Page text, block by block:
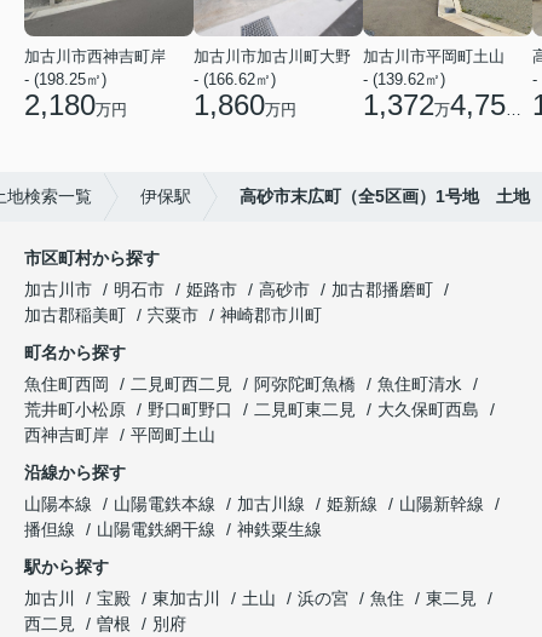
加古川市西神吉町岸
- (198.25㎡)
2,180万円
加古川市加古川町大野
- (166.62㎡)
1,860万円
加古川市平岡町土山
- (139.62㎡)
1,372万4,750 円
-
地検索一覧 伊保駅 高砂市末広町（全5区画）1号地 土地
市区町村から探す
加古川市
明石市 姫路市 高砂市
加古郡播磨町
加古郡稲美町
宍粟市
神崎郡市川町
町名から探す
魚住町西岡
二見町西二見 阿弥陀町魚橋
魚住町清水
荒井町小松原
野口町野口 二見町東二見
大久保町西島
西神吉町岸
平岡町土山
沿線から探す
山陽本線
山陽電鉄本線 加古川線 姫新線
山陽新幹線
播但線
山陽電鉄網干線
神鉄粟生線
駅から探す
加古川
宝殿 東加古川 土山 浜の宮 魚住
東二見
西二見
曽根 別府